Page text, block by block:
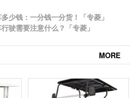
少钱：一分钱一分货！「专菱」
驶需要注意什么？「专菱」
MORE